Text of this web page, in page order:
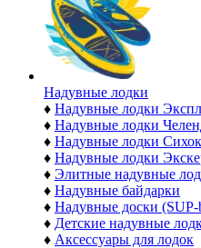
Надувные лодки
♦ Надувные лодки
♦ Надувные лодки
♦ Надувные лодки
♦ Надувные лодки
♦ Элитные надувные
♦ Надувные байдарки
♦ Надувные доски (SUP-
♦ Детские надувные
♦ Аксессуары для лодок